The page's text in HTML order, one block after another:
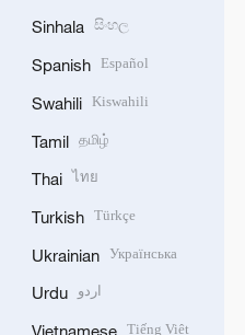
Sinhala සිංහල
Spanish Español
Swahili Kiswahili
Tamil தமிழ்
Thai ไทย
Turkish Türkçe
Ukrainian Українська
Urdu اردو
Vietnamese Tiếng Việt